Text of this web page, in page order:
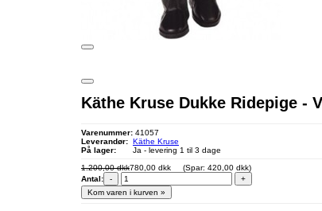
Käthe Kruse Dukke Ridepige -
Varenummer: 41057
Leverandør: Käthe Kruse
På lager:
Ja - levering 1 til 3 dage
1.200,00 dkk780,00 dkk (Spar: 420,00 dkk)
Antal:
-
+
Kom varen i kurven »